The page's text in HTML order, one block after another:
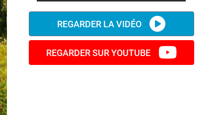
REGARDER LA VIDÉO
REGARDER SUR YOUTUBE